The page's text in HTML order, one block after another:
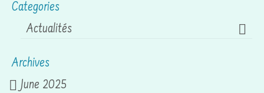
Categories
Actualités
Archives
June 2025